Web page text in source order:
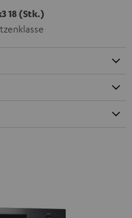
18 (Stk.)